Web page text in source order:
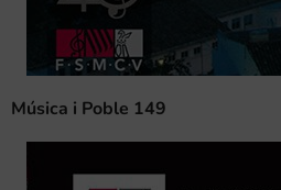
Música i Poble 149